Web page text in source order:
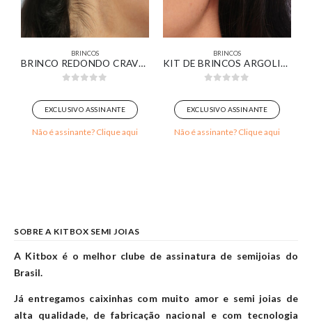
BRINCOS
BRINCO REDONDO CRAVEJADO COM ZIRCÔNIA ESMERALDA BANHADO EM OURO BRANCO
EXCLUSIVO ASSINANTE
Não é assinante? Clique aqui
BRINCOS
KIT DE BRINCOS ARGOLINHAS DESIGN CROISSANT BANHADO EM OURO 18K
EXCLUSIVO ASSINANTE
Não é assinante? Clique aqui
SOBRE A KITBOX SEMI JOIAS
A Kitbox é o melhor clube de assinatura de semijoias do
Brasil.
Já entregamos caixinhas com muito amor e semi joias de
alta qualidade, de fabricação nacional e com tecnologia